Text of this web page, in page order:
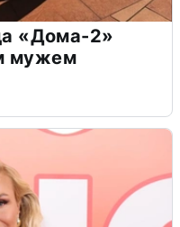
«Дома-2»
мужем